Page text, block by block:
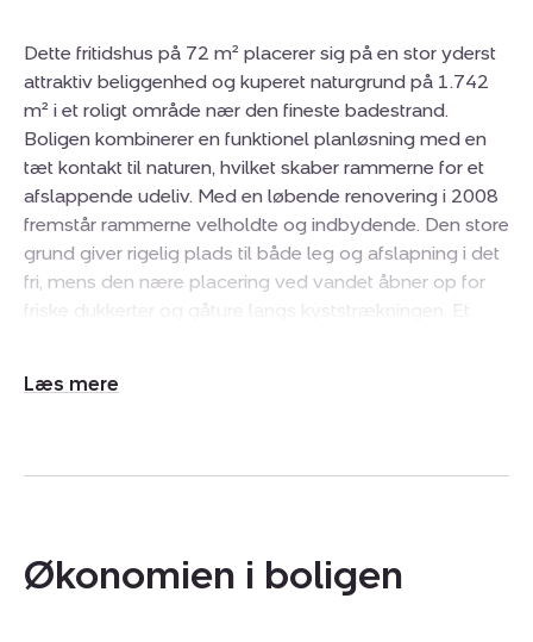
Dette fritidshus på 72 m² placerer sig på en stor yderst
attraktiv beliggenhed og kuperet naturgrund på 1.742
m² i et roligt område nær den fineste badestrand.
Boligen kombinerer en funktionel planløsning med en
tæt kontakt til naturen, hvilket skaber rammerne for et
afslappende udeliv. Med en løbende renovering i 2008
fremstår rammerne velholdte og indbydende. Den store
grund giver rigelig plads til både leg og afslapning i det
fri, mens den nære placering ved vandet åbner op for
friske dukkerter og gåture langs kyststrækningen. Et
haveredskaber eller udendørsudstyr.
alrummet og stuen. Dette centrale rum fungerer som
trægulve. Huset har varmepumpe samt brændeovn
som tilføjer en ekstra dimension til indretningen og
Økonomien i boligen